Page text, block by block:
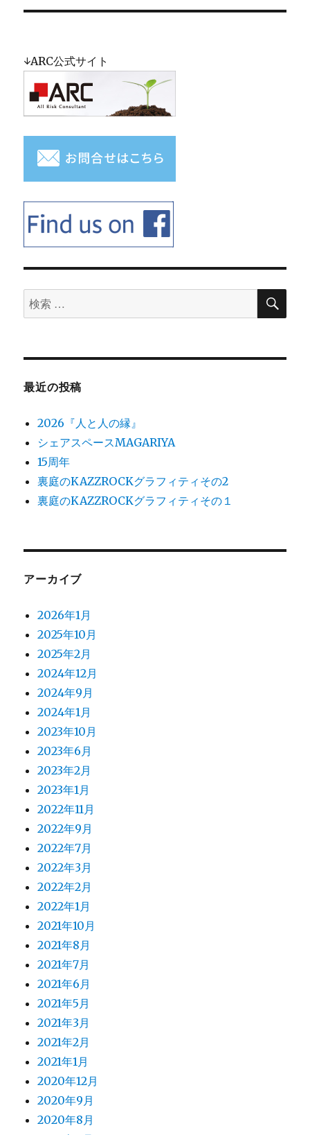
シ
ン
稿:
↓ARC公式サイト
検
索
象:
検
最近の投稿
2026『人と人の縁』
シェアスペースMAGARIYA
15周年
裏庭のKAZZROCKグラフィティその2
裏庭のKAZZROCKグラフィティその１
アーカイブ
2026年1月
2025年10月
2025年2月
2024年12月
2024年9月
2024年1月
2023年10月
2023年6月
2023年2月
2023年1月
2022年11月
2022年9月
2022年7月
2022年3月
2022年2月
2022年1月
2021年10月
2021年8月
2021年7月
2021年6月
2021年5月
2021年3月
2021年2月
2021年1月
2020年12月
2020年9月
2020年8月